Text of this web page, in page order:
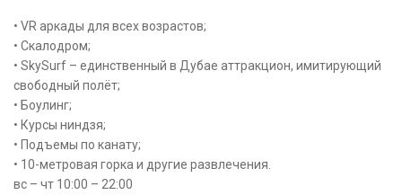
• VR аркады для всех возрастов;
• Скалодром;
• SkySurf – единственный в Дубае аттракцион, имитирующий
свободный полёт;
• Боулинг;
• Курсы ниндзя;
• Подъемы по канату;
• 10-метровая горка и другие развлечения.
вс – чт 10:00 – 22:00